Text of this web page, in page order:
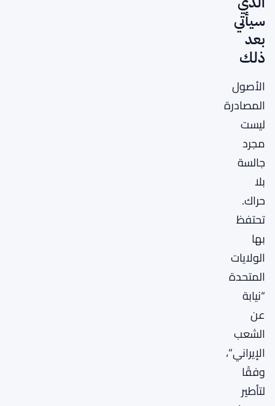
سيأتي
بعد
ذلك
الأصول
المصادرة
ليست
مجرد
جالسة
بلا
حراك.
تحتفظ
بها
الولايات
المتحدة
“نيابة
عن
الشعب
الإيراني”،
وفقًا
لتأطير